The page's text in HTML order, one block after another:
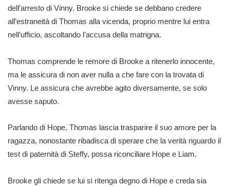
dell’arresto di Vinny. Brooke si chiede se debbano credere
all’estraneità di Thomas alla vicenda, proprio mentre lui entra
nell’ufficio, ascoltando l’accusa della matrigna.
Thomas comprende le remore di Brooke a ritenerlo innocente,
ma le assicura di non aver nulla a che fare con la trovata di
Vinny. Le assicura che avrebbe agito diversamente, se solo
avesse saputo.
Parlando di Hope, Thomas lascia trasparire il suo amore per la
ragazza, nonostante ribadisca di sperare che la verità riguardo il
test di paternità di Steffy, possa riconciliare Hope e Liam.
Brooke gli chiede se lui si ritenga degno di Hope e creda sia